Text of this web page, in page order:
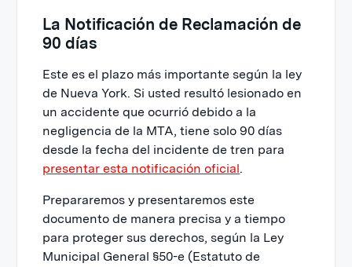
La Notificación de Reclamación de
90 días
Este es el plazo más importante según la ley
de Nueva York. Si usted resultó lesionado en
un accidente que ocurrió debido a la
negligencia de la MTA, tiene solo 90 días
desde la fecha del incidente de tren para
presentar esta notificación oficial.
Prepararemos y presentaremos este
documento de manera precisa y a tiempo
para proteger sus derechos, según la Ley
Municipal General §50-e (Estatuto de